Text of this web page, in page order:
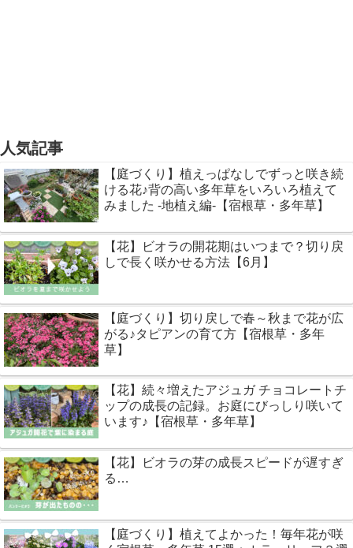
人気記事
【庭づくり】植えっぱなしでずっと咲き続
ける花♪背の高い多年草をいろいろ植えて
みました -地植え編-【宿根草・多年草】
【花】ビオラの開花期はいつまで？切り戻
しで長く咲かせる方法【6月】
【庭づくり】切り戻しで春～秋まで花が広
がる♪タピアンの育て方【宿根草・多年
草】
【花】続々増えたアジュガ チョコレートチ
ップの成長の記録。お庭にびっしり咲いて
います♪【宿根草・多年草】
【花】ビオラの芽の成長スピードが遅すぎ
る…
【庭づくり】植えてよかった！毎年花が咲